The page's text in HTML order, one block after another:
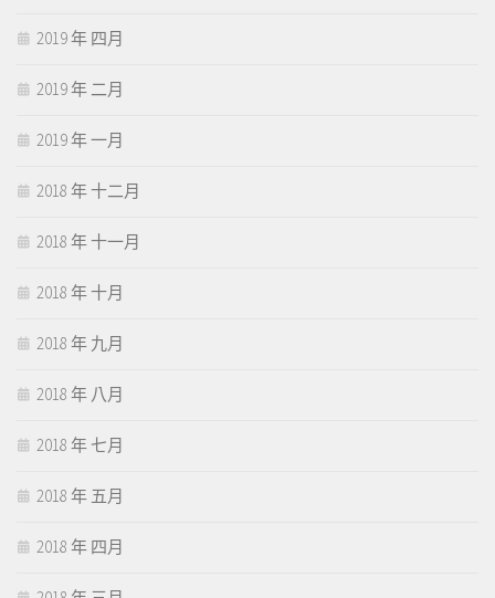
2019 年 四月
2019 年 二月
2019 年 一月
2018 年 十二月
2018 年 十一月
2018 年 十月
2018 年 九月
2018 年 八月
2018 年 七月
2018 年 五月
2018 年 四月